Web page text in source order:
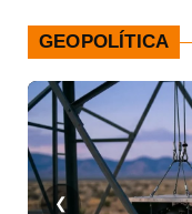
GEOPOLÍTICA
❮